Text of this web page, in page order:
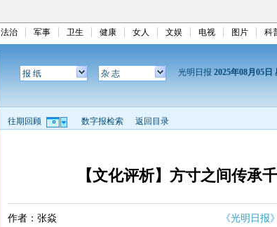
法治 军事 卫生 健康 女人 文娱 电视 图片 科
报 纸 杂 志 光明日报 2025年08月05日
往期回顾 数字报检索 返回目录
【文化评析】方寸之间传承
作者：张焱 《光明日报